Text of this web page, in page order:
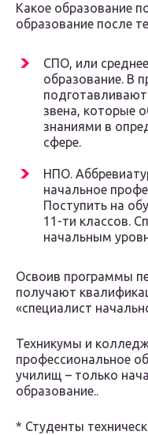
Какое образование
образование после
СПО, или
образование. В
звена, которые
знаниями в
сфере.
НПО.
начальное
Поступить на
11-ти классов.
начальным
Освоив программы
получают
«специалист
Техникумы и
профессиональное
училищ – только
образование..
* Студенты